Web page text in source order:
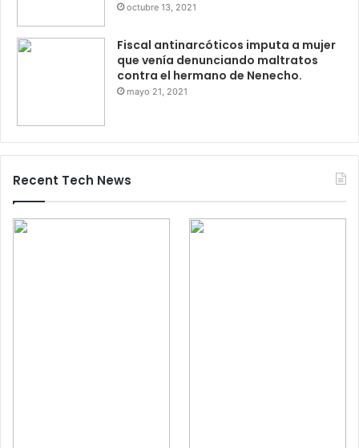
octubre 13, 2021
Fiscal antinarcóticos imputa a mujer
que venía denunciando maltratos
contra el hermano de Nenecho.
mayo 21, 2021
Recent Tech News